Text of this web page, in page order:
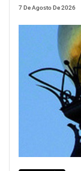
7 De Agosto De 2026